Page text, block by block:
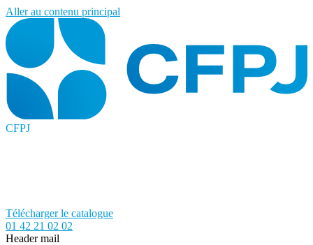
Aller au contenu principal
CFPJ
Télécharger le catalogue
01 42 21 02 02
Header mail